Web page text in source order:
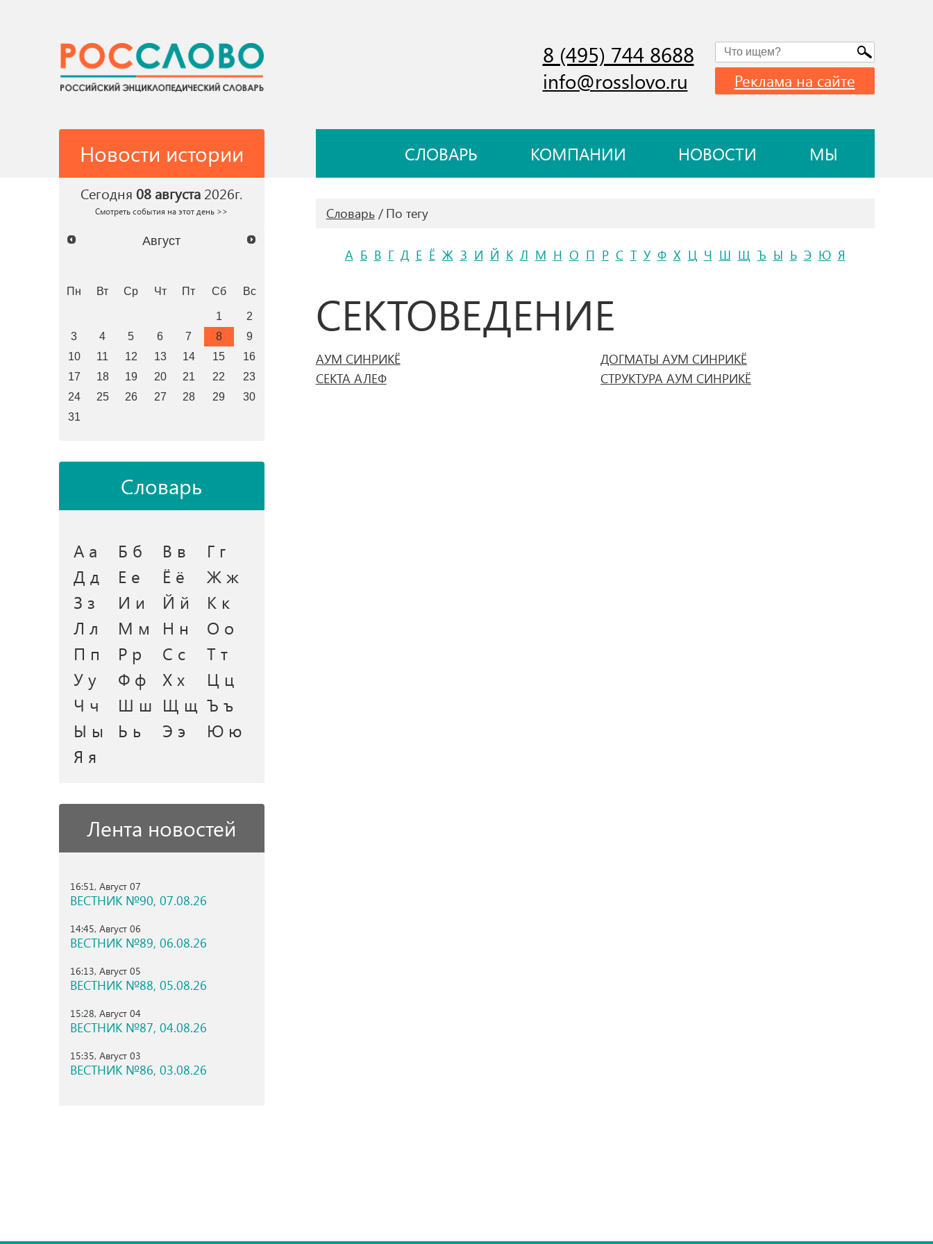
8 (495) 744 8688
info@rosslovo.ru Реклама на сайте
Новости истории СЛОВАРЬ КОМПАНИИ НОВОСТИ МЫ
Сегодня 08 августа 2026г.
Смотреть события на этот день >>
Август
Пн Вт Ср Чт Пт Сб Вс
1
2
3
4 5 6 7 8
9
10
11 12 13 14 15
16
17
18 19 20 21 22
23
24
25 26 27 28 29
30
31
Словарь
А а Б б В в
Г г
Д д
Е е Ё ё
Ж ж
З з
И и Й й
К к
Л л
М м Н н
О о
П п
Р р С с
Т т
У у
Ф ф Х х
Ц ц
Ч ч
Ш ш Щ щ Ъ ъ
Ы ы
Ь ь Э э
Ю ю
Я я
Лента новостей
16:51, Август 07
ВЕСТНИК №90, 07.08.26
14:45, Август 06
ВЕСТНИК №89, 06.08.26
16:13, Август 05
ВЕСТНИК №88, 05.08.26
15:28, Август 04
ВЕСТНИК №87, 04.08.26
15:35, Август 03
ВЕСТНИК №86, 03.08.26
Словарь По тегу
А Б В Г Д Е Ё Ж З И Й К Л М Н О П Р С Т У Ф Х Ц Ч Ш Щ Ъ Ы Ь Э Ю Я
СЕКТОВЕДЕНИЕ
АУМ СИНРИКЁ
ДОГМАТЫ АУМ СИНРИКЁ
СЕКТА АЛЕФ
СТРУКТУРА АУМ СИНРИКЁ